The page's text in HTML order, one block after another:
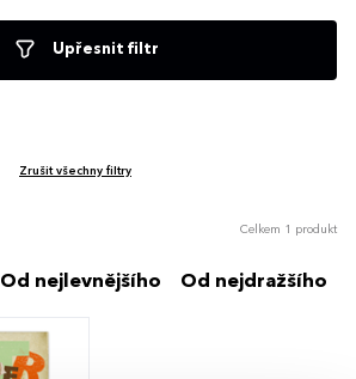
Upřesnit filtr
Zrušit všechny filtry
Celkem 1 produkt
Od nejlevnějšího Od nejdražšího